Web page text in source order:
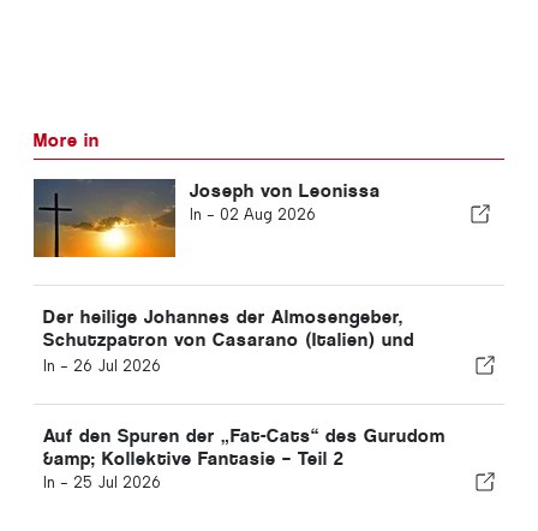
More in
Joseph von Leonissa
In - 02 Aug 2026
Der heilige Johannes der Almosengeber,
Schutzpatron von Casarano (Italien) und
Limassol (Zypern).
In - 26 Jul 2026
Auf den Spuren der „Fat-Cats“ des Gurudom
&amp; Kollektive Fantasie – Teil 2
In - 25 Jul 2026